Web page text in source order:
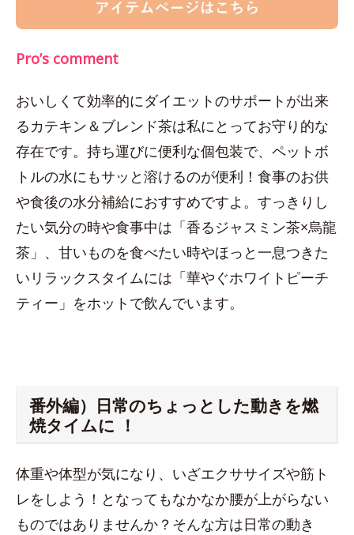
Pro’s comment
おいしくて効率的にダイエットのサポートが出来
るカテキン＆ブレンド茶は私にとってお守り的な
存在です。持ち運びに便利な個包装で、ペットボ
トルの水にもサッと溶けるのが便利！食事のお供
や食後の水分補給におすすめですよ。すっきりし
たい気分の時や食事中は「香るジャスミン茶×烏龍
茶」、甘いものを食べたい時やほっと一息つきた
いリラックスタイムには「華やぐホワイトピーチ
ティー」をホットで飲んでいます。
番外編）日常のちょっとした動きを燃
焼タイムに ！
体重や体型が気になり、いざエクササイズや筋ト
レをしよう！となってもなかなか腰が上がらない
ものではありませんか？そんな方は日常の動き